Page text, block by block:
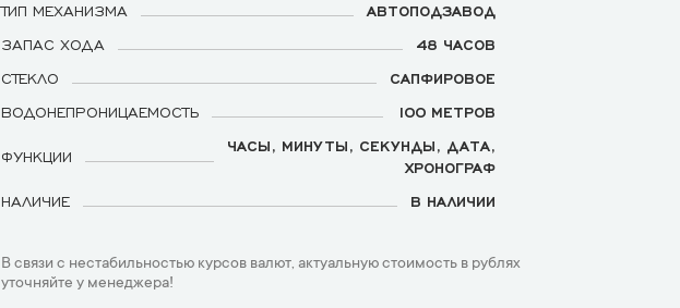
ТИП МЕХАНИЗМА
АВТОПОДЗАВОД
ЗАПАС ХОДА
48 ЧАСОВ
СТЕКЛО
САПФИРОВОЕ
ВОДОНЕПРОНИЦАЕМОСТЬ
100 МЕТРОВ
ФУНКЦИИ
ЧАСЫ, МИНУТЫ, СЕКУНДЫ, ДАТА,
ХРОНОГРАФ
НАЛИЧИЕ
В НАЛИЧИИ
В связи с нестабильностью курсов валют, актуальную стоимость в рублях
уточняйте у менеджера!